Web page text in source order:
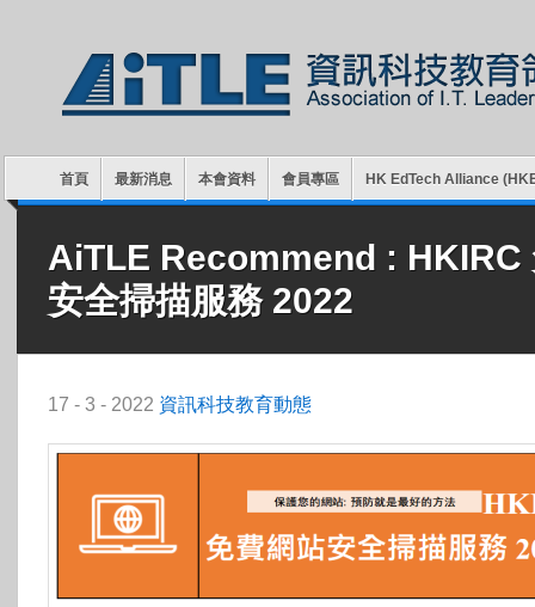
首頁 最新消息 本會資料 會員專區 HK EdTech Alliance
AiTLE Recommend : HKIRC
安全掃描服務 2022
17 - 3 - 2022 資訊科技教育動態